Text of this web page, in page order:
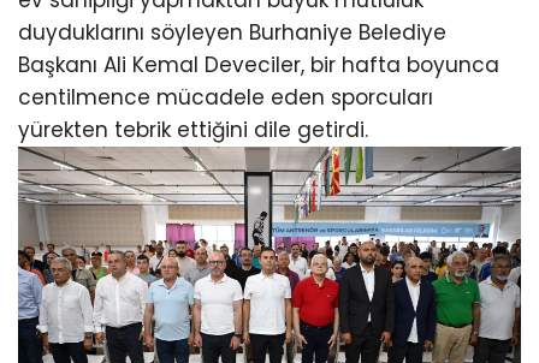
duyduklarını söyleyen Burhaniye Belediye
Başkanı Ali Kemal Deveciler, bir hafta boyunca
centilmence mücadele eden sporcuları
yürekten tebrik ettiğini dile getirdi.